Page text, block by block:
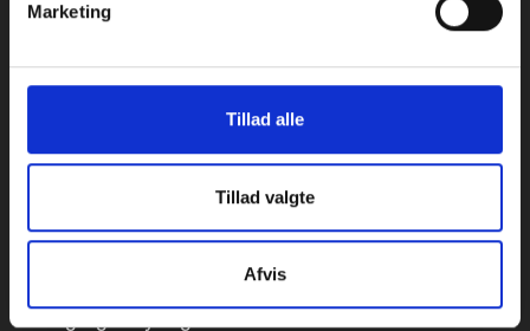
Marketing
Tillad alle
Tillad valgte
Afvis
Priser
Nyheder
Kontakt
Privatlivspolitik
Cookie-meddelelse